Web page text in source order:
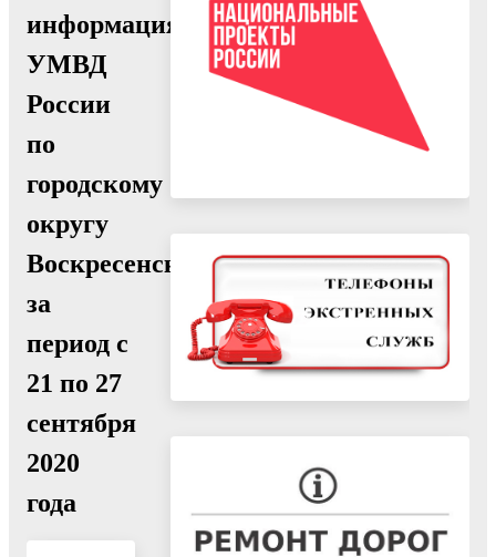
информация
УМВД
России
по
городскому
округу
Воскресенск
за
период с
21 по 27
сентября
2020
года